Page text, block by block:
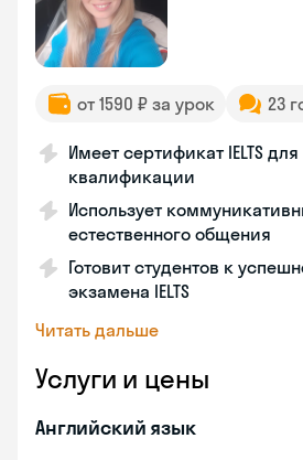
от 1590 ₽ за урок 23
Имеет сертификат IELTS
квалификации
Использует
естественного общения
Готовит студентов к
экзамена IELTS
Читать дальше
Услуги и цены
Английский язык